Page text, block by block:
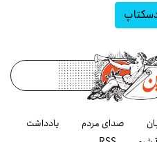
صدای مردم
یادداشت